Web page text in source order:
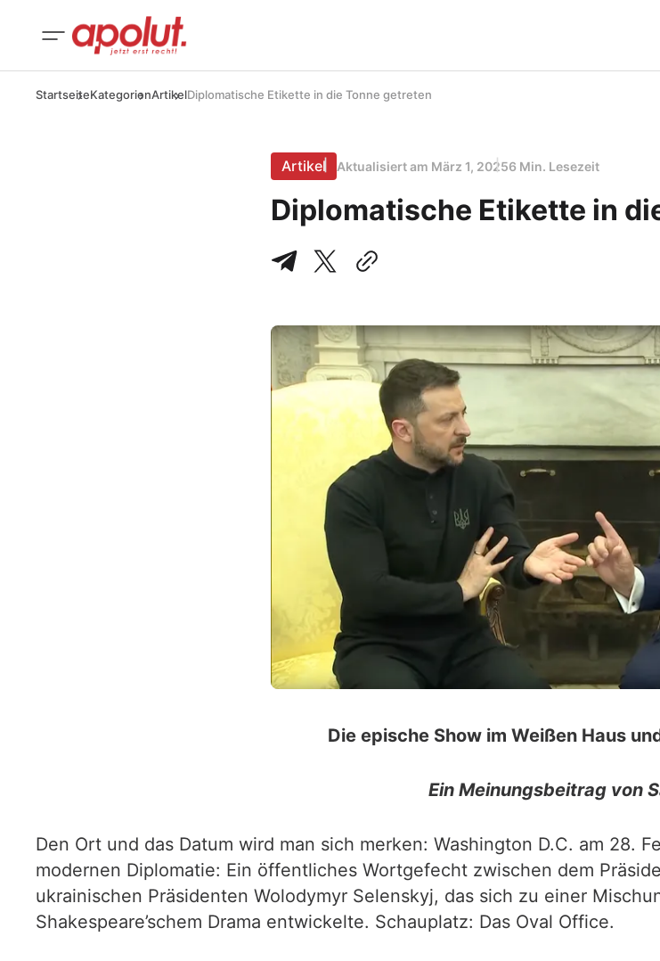
StartseiteKategorienArtikelDiplomatische Etikette in die Tonne getreten
Artikel Aktualisiert am März 1, 20256 Min. Lesezeit
Diplomatische Etikette in
Die epische Show im Weißen Haus
Ein Meinungsbeitrag von
Den Ort und das Datum wird man sich merken: Washington D.C. am 28.
modernen Diplomatie: Ein öffentliches Wortgefecht zwischen dem
ukrainischen Präsidenten Wolodymyr Selenskyj, das sich zu einer
Shakespeare’schem Drama entwickelte. Schauplatz: Das Oval Office.